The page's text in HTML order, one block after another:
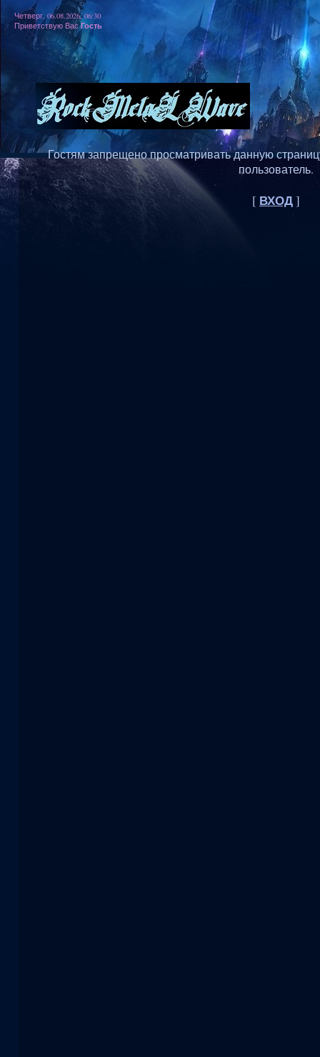
Четверг, 06.08.2026, 06:30
Приветствую Вас Гость
Гостям запрещено просматривать данную
пользователь.
[ ВХОД]